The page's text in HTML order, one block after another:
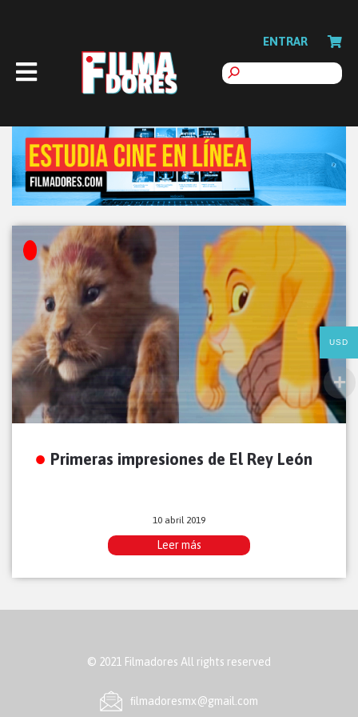
ENTRAR
Primeras impresiones de El Rey León
10 abril 2019
Leer más
© 2021 Filmadores All rights reserved
ﬁlmadoresmx@gmail.com
USD